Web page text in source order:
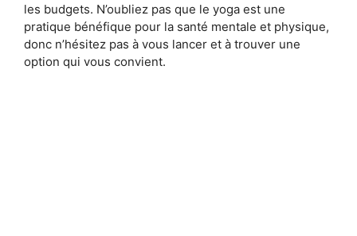
les budgets. N’oubliez pas que le yoga est une
pratique bénéfique pour la santé mentale et physique,
donc n’hésitez pas à vous lancer et à trouver une
option qui vous convient.